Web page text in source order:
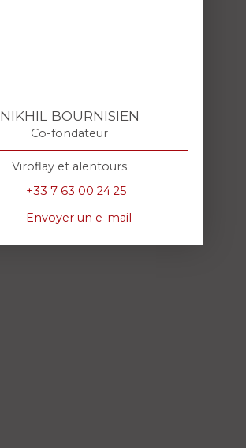
NIKHIL BOURNISIEN
Co-fondateur
Viroflay et alentours
+33 7 63 00 24 25
Envoyer un e-mail